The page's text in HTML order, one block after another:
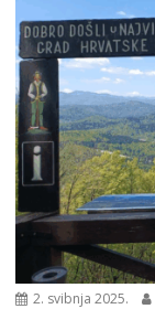
2. svibnja 2025.